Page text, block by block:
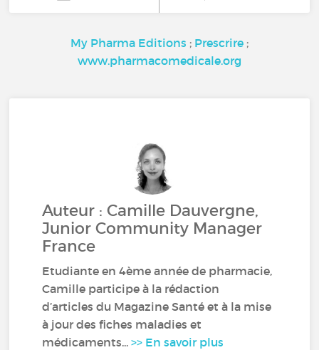
My Pharma Editions ; Prescrire ;
www.pharmacomedicale.org
Auteur : Camille Dauvergne,
Junior Community Manager
France
Etudiante en 4ème année de pharmacie,
Camille participe à la rédaction
d’articles du Magazine Santé et à la mise
à jour des fiches maladies et
médicaments...>> En savoir plus